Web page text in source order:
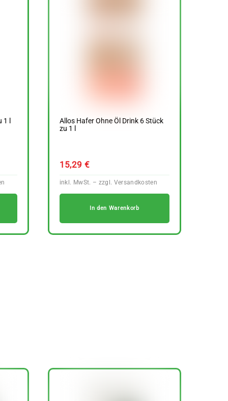
l
Allos Hafer Ohne Öl Drink 6 Stück
zu 1 l
15,29 €
In den Warenkorb